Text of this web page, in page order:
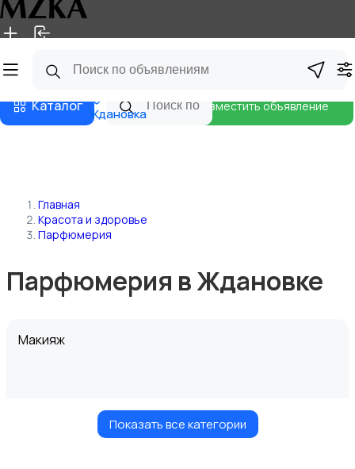
Главная Магазины
Каталог Ждановка
Разместить объявление
Главная
Красота и здоровье
Парфюмерия
Парфюмерия в Ждановке
Макияж
Показать все категории